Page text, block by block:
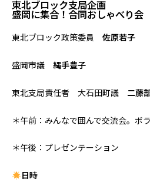
東北ブロック支局企画
盛岡に集合！合同おしゃべり会
東北ブロック政策委員 佐原若子
盛岡市議 縄手豊子
東北支局責任者 大石田町議 二藤
＊午前：みんなで囲んで交流会。ボ
＊午後：プレゼンテーション
日時